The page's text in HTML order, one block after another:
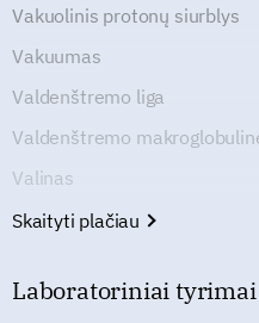
Vakuolinis protonų siurblys
Vakuumas
Valdenštremo liga
Valdenštremo
Valinas
Skaityti plačiau
Laboratoriniai tyrimai